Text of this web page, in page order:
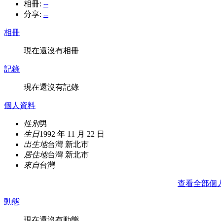
相冊: --
分享: --
相冊
現在還沒有相冊
記錄
現在還沒有記錄
個人資料
性別男
生日1992 年 11 月 22 日
出生地台灣 新北市
居住地台灣 新北市
來自台灣
查看全部個
動態